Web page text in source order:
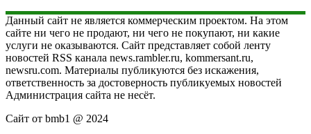
Данный сайт не является коммерческим проектом. На этом
сайте ни чего не продают, ни чего не покупают, ни какие
услуги не оказываются. Сайт представляет собой ленту
новостей RSS канала news.rambler.ru, kommersant.ru,
newsru.com. Материалы публикуются без искажения,
ответственность за достоверность публикуемых новостей
Администрация сайта не несёт.
Сайт от bmb1 @ 2024